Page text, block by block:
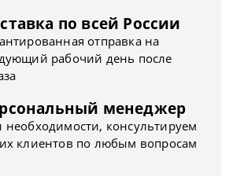
по всей России
отправка на
рабочий день после
менеджер
необходимости, консультируем
клиентов по любым вопросам